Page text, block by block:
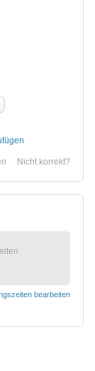
Nicht korrekt?
bearbeiten